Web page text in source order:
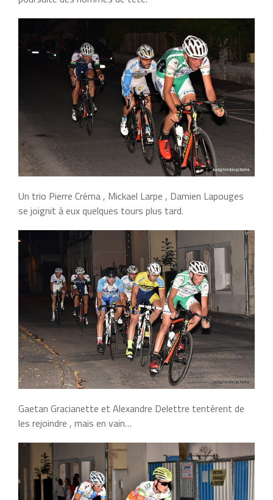
Un trio Pierre Créma , Mickael Larpe , Damien Lapouges
se joignit à eux quelques tours plus tard.
Gaetan Gracianette et Alexandre Delettre tentérent de
les rejoindre , mais en vain…